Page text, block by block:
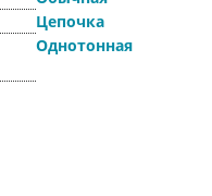
Цепочка
Однотонная